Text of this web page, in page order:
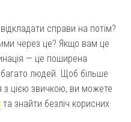
справи на потім?
через це? Якщо вам це
— це поширена
людей. Щоб більше
з цією звичкою, ви можете
та знайти безліч корисних